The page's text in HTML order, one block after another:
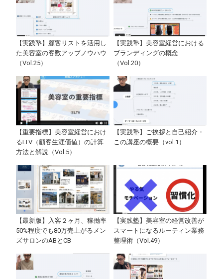
【実践塾】顧客リストを活用し
た美容室の客数アップノウハウ
（Vol.25）
【実践塾】美容室経営における
ブランディングの概念
（Vol.20）
【重要指標】美容室経営におけ
るLTV（顧客生涯価値）の計算
方法と解説（Vol.5）
【実践塾】ご挨拶と自己紹介・
この講座の概要（vol.1）
【最新版】入客２ヶ月、稼働率
50%程度でも80万売上がるメン
ズサロンのABとCB
【実践塾】美容室の経営改善が
スマートになるルーティン業務
整理術（Vol.49）